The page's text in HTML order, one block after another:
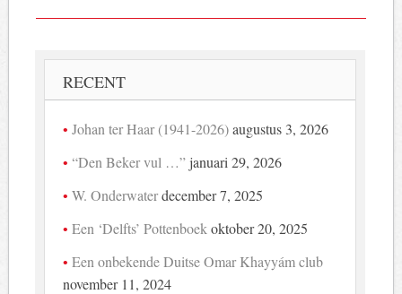
RECENT
Johan ter Haar (1941-2026) augustus 3, 2026
“Den Beker vul …” januari 29, 2026
W. Onderwaterdecember 7, 2025
Een ‘Delfts’ Pottenboek oktober 20, 2025
Een onbekende Duitse Omar Khayyám club
november 11, 2024